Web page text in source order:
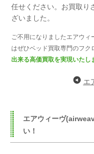
任せください。 お買取り
ざいました。
ご不用になりましたエアウ
はぜひベッド買取専門のフク
出来る高価買取を実現いたし
エ
エアウィーヴ
い！